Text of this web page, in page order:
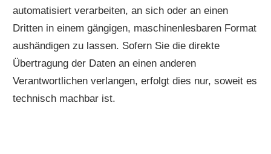
automatisiert verarbeiten, an sich oder an einen
Dritten in einem gängigen, maschinenlesbaren Format
aushändigen zu lassen. Sofern Sie die direkte
Übertragung der Daten an einen anderen
Verantwortlichen verlangen, erfolgt dies nur, soweit es
technisch machbar ist.